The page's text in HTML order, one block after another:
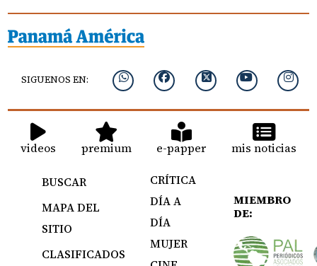
SIGUENOS EN:
videos premium e-papper mis noticias
BUSCAR
MAPA DEL
SITIO
CLASIFICADOS
CRÍTICA
DÍA A
DÍA
MUJER
MIEMBRO
DE: